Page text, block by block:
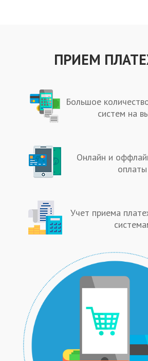
ПРИЕМ
Большое
систем на
Онлайн и
оплаты
Учет приема